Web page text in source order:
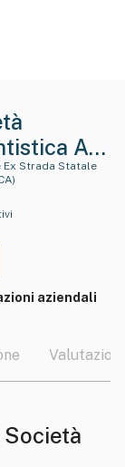
A
Mitata
aziendali
Valutazioni